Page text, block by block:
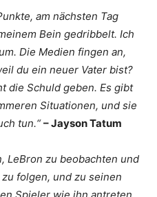
am nächsten Tag
Bein gedribbelt. Ich
Die Medien fingen an,
du ein neuer Vater bist?
die Schuld geben. Es gibt
Situationen, und sie
tun.“– Jayson Tatum
LeBron zu beobachten und
folgen, und zu seinen